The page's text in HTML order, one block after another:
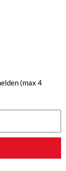
(max 4